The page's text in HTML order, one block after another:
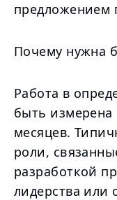
предложением
Почему нужна
Работа в
быть измерена
месяцев.
роли,
разработкой
лидерства или